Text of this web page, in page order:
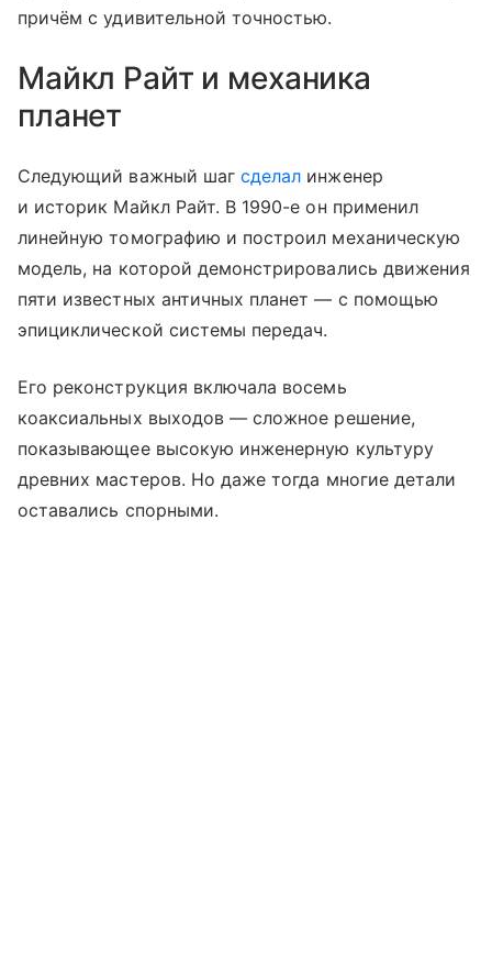
причём с удивительной точностью.
Майкл Райт и механика
планет
Следующий важный шагсделал инженер
и историк Майкл Райт. В 1990-е он применил
линейную томографию и построил механическую
модель, на которой демонстрировались движения
пяти известных античных планет — с помощью
эпициклической системы передач.
Его реконструкция включала восемь
коаксиальных выходов — сложное решение,
показывающее высокую инженерную культуру
древних мастеров. Но даже тогда многие детали
оставались спорными.